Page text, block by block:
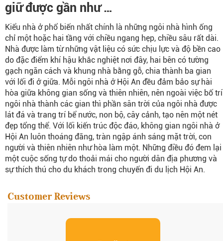
giữ được gần như …
Kiểu nhà ở phổ biến nhất chính là những ngôi nhà hình ống
chỉ một hoặc hai tầng với chiều ngang hẹp, chiều sâu rất dài.
Nhà được làm từ những vật liệu có sức chịu lực và độ bền cao
do đặc điểm khí hậu khắc nghiệt nơi đây, hai bên có tường
gạch ngăn cách và khung nhà bằng gỗ, chia thành ba gian
với lối đi ở giữa. Mỗi ngôi nhà ở Hội An đều đảm bảo sự hài
hòa giữa không gian sống và thiên nhiên, nên ngoài việc bố trí
ngôi nhà thành các gian thì phần sân trời của ngôi nhà được
lát đá và trang trí bể nước, non bộ, cây cảnh, tạo nên một nét
đẹp tổng thể. Với lối kiến trúc độc đáo, không gian ngôi nhà ở
Hội An luôn thoáng đãng, tràn ngập ánh sáng mặt trời, con
người và thiên nhiên như hòa làm một. Những điều đó đem lại
một cuộc sống tự do thoải mái cho người dân địa phương và
sự thích thú cho du khách trong chuyến đi du lịch Hội An.
Customer Reviews